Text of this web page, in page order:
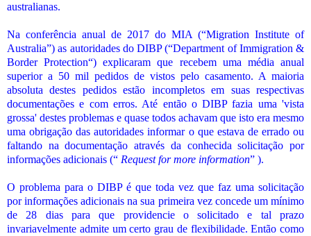
australianas.
Na conferência anual de 2017 do MIA (“Migration Institute of
Australia”) as autoridades do DIBP (“Department of Immigration &
Border Protection“) explicaram que recebem uma média anual
superior a 50 mil pedidos de vistos pelo casamento. A maioria
absoluta destes pedidos estão incompletos em suas respectivas
documentações e com erros. Até então o DIBP fazia uma 'vista
grossa' destes problemas e quase todos achavam que isto era mesmo
uma obrigação das autoridades informar o que estava de errado ou
faltando na documentação através da conhecida solicitação por
informações adicionais (“ Request for more information” ).
O problema para o DIBP é que toda vez que faz uma solicitação
por informações adicionais na sua primeira vez concede um mínimo
de 28 dias para que providencie o solicitado e tal prazo
invariavelmente admite um certo grau de flexibilidade. Então como